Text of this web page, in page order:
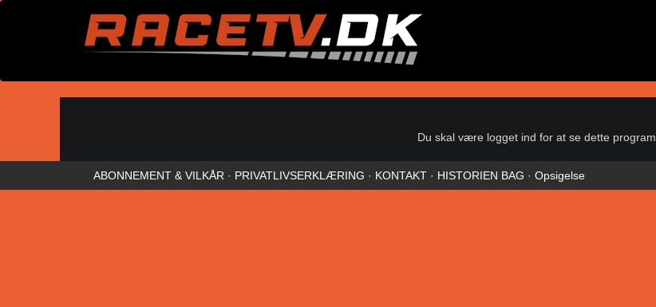
Du skal være logget ind for at se dette program
ABONNEMENT & VILKÅR · PRIVATLIVSERKLÆRING · KONTAKT · HISTORIEN BAG · Opsigelse